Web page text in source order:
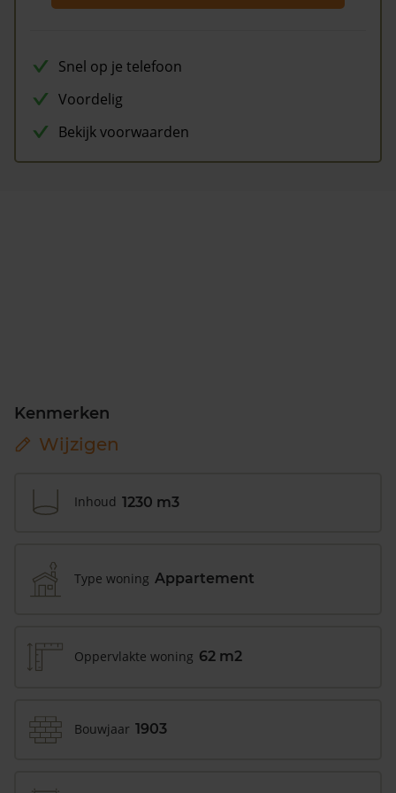
Snel op je telefoon
Voordelig
Bekijk voorwaarden
Kenmerken
Wijzigen
Inhoud 1230 m3
Type woning Appartement
Oppervlakte woning 62 m2
Bouwjaar 1903